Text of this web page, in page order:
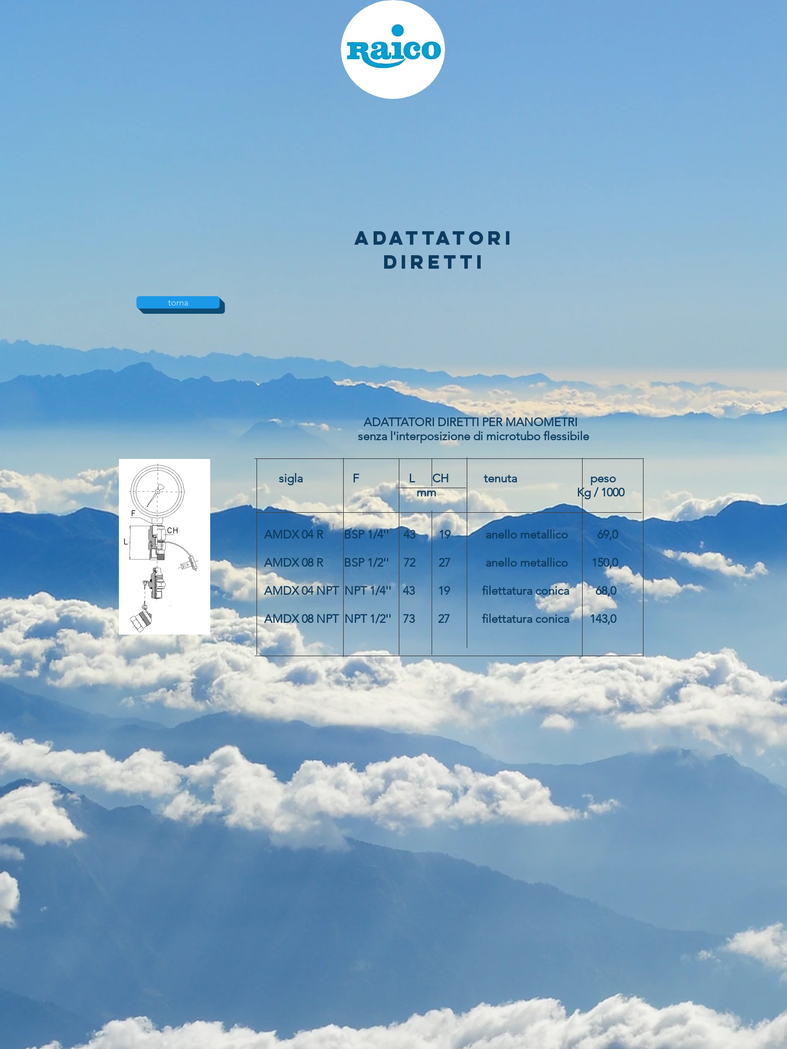
adattatori
diretti
torna
ADATTATORI DIRETTI PER MANOMETRI
senza l'interposizione di microtubo flessibile
sigla F L CH tenuta peso
mm Kg / 1000
AMDX 04 R BSP 1/4'' 43 19 anello metallico 69,0
AMDX 08 R BSP 1/2'' 72 27 anello metallico 150,0
AMDX 04 NPT NPT 1/4'' 43 19 filettatura conica 68,0
AMDX 08 NPT NPT 1/2'' 73 27 filettatura conica 143,0